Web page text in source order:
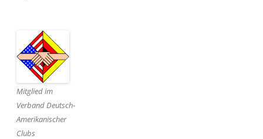
Mitglied im
Verband Deutsch-
Amerikanischer
Clubs